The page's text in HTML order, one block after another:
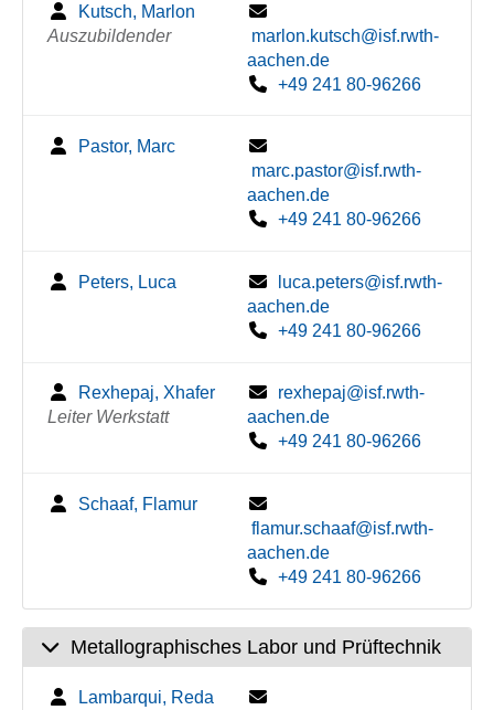
Kutsch, Marlon
Auszubildender
marlon.kutsch@isf.rwth-
aachen.de
+49 241 80-96266
Pastor, Marc
marc.pastor@isf.rwth-
aachen.de
+49 241 80-96266
Peters, Luca
luca.peters@isf.rwth-
aachen.de
+49 241 80-96266
Rexhepaj, Xhafer
Leiter Werkstatt
rexhepaj@isf.rwth-
aachen.de
+49 241 80-96266
Schaaf, Flamur
flamur.schaaf@isf.rwth-
aachen.de
+49 241 80-96266
Metallographisches Labor und Prüftechnik
Lambarqui, Reda